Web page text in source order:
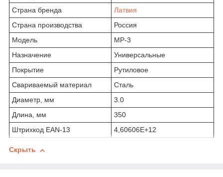
Страна бренда
Латвия
Страна производства
Россия
Модель
МР-3
Назначение
Универсальные
Покрытие
Рутиловое
Свариваемый материал
Сталь
Диаметр, мм
3.0
Длина, мм
350
Штрихкод EAN-13
4,60606E+12
Скрыть